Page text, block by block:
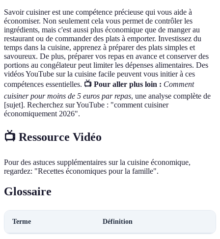
Savoir cuisiner est une compétence précieuse qui vous aide à
économiser. Non seulement cela vous permet de contrôler les
ingrédients, mais c'est aussi plus économique que de manger au
restaurant ou de commander des plats à emporter. Investissez du
temps dans la cuisine, apprenez à préparer des plats simples et
savoureux. De plus, préparer vos repas en avance et conserver des
portions au congélateur peut limiter les dépenses alimentaires. Des
vidéos YouTube sur la cuisine facile peuvent vous initier à ces
compétences essentielles. 📺 Pour aller plus loin : Comment
cuisiner pour moins de 5 euros par repas, une analyse complète de
[sujet]. Recherchez sur YouTube : "comment cuisiner
économiquement 2026".
📺 Ressource Vidéo
Pour des astuces supplémentaires sur la cuisine économique,
regardez: "Recettes économiques pour la famille".
Glossaire
Terme Définition